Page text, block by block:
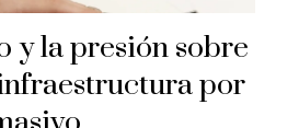
y la presión sobre
por